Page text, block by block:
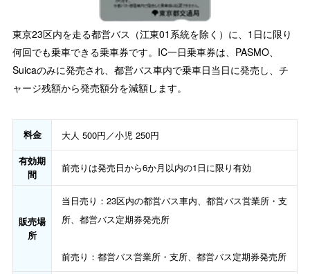
東京23区内を走る都営バス（江東01系統を除く）に、1日に限り
何回でも乗車できる乗車券です。IC一日乗車券は、PASMO、
Suicaのみに発売され、都営バス車内で乗車日当日に発売し、チ
ャージ残額から発売額分を減額します。
料金
大人 500円／小児 250円
有効期
間
前売りは発売日から6か月以内の1日に限り有効
販売場
所
当日売り：23区内の都営バス車内、都営バス営業所・支
所、都営バス定期券発売所
前売り：都営バス営業所・支所、都営バス定期券発売所